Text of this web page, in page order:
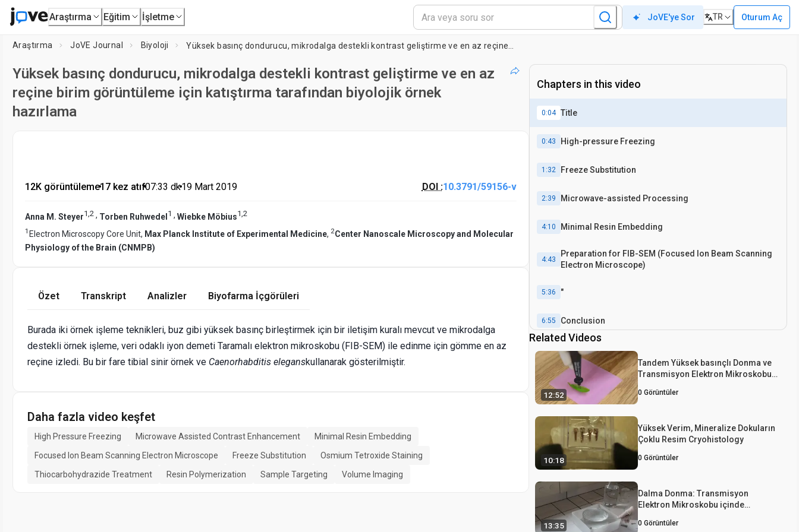
Araştırma Eğitim İşletme JoVE'ye Sor TR Oturum Aç
Araştırma JoVE Journal Biyoloji
Yüksek basınç dondurucu, mikrodalga destekli kontrast geliştirme ve en az
reçine birim görüntüleme için katıştırma tarafından biyolojik örnek
hazırlama
12K görüntüleme•17 kez atıf•07:33 dk•19 Mart 2019 DOI :10.3791/59156-v
Anna M. Steyer1,2 , Torben Ruhwedel 1 , Wiebke Möbius1,2
1 Electron Microscopy Core Unit, Max Planck Institute of Experimental Medicine, 2Center Nanoscale Microscopy and Molecular
Physiology of the Brain (CNMPB)
Özet Transkript Analizler Biyofarma İçgörüleri
Burada iki örnek işleme teknikleri, buz gibi yüksek basınç birleştirmek için bir iletişim kuralı mevcut ve mikrodalga
destekli örnek işleme, veri odaklı iyon demeti Taramalı elektron mikroskobu (FIB-SEM) ile edinme için gömme en az
reçine izledi. Bu bir fare tibial sinir örnek ve Caenorhabditis eleganskullanarak gösterilmiştir.
Daha fazla video keşfet
High Pressure Freezing Microwave Assisted Contrast Enhancement
Minimal Resin Embedding
Focused Ion Beam Scanning Electron Microscope
Freeze Substitution
Osmium Tetroxide Staining
Thiocarbohydrazide Treatment
Resin Polymerization Sample Targeting Volume Imaging
Chapters in this video
0:04 Title
0:43 High-pressure Freezing
1:32 Freeze Substitution
2:39 Microwave-assisted Processing
4:10 Minimal Resin Embedding
4:43
Preparation for FIB-SEM (Focused Ion Beam Scanning
Electron Microscope)
5:36 "
6:55 Conclusion
Related Videos
12:52
Tandem Yüksek basınçlı Donma ve
Transmisyon Elektron Mikroskobu
için Bitki Doku Hızlı Dondurma
Değişiklik
0 Görüntüler
10:18
Yüksek Verim, Mineralize Dokuların
Çoklu Resim Cryohistology
0 Görüntüler
13:35
Dalma Donma: Transmisyon
Elektron Mikroskobu içinde
ultrastrüktürel ve
0 Görüntüler